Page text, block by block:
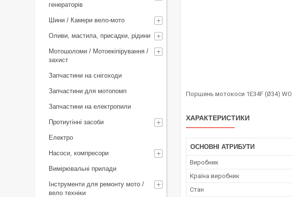
Поршень мотокоси 1E34F (Ø34)
ХАРАКТЕРИСТИКИ
ОСНОВНІ АТРИБУТИ
Виробник
Країна виробник
Стан
генераторів
Шини / Камери вело-мото
Оливи, мастила, присадки, рідини
Мотошоломи / Мотоекіпірування /
захист
Запчастини на снігоходи
Запчастини для мотопомп
Запчастини на електропили
Протиугінні засоби
Електро
Насоси, компресори
Вимірювальні прилади
Інструменти для ремонту мото /
вело техніки